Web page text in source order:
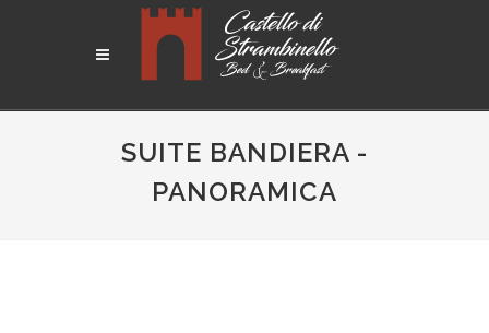
SUITE BANDIERA -
PANORAMICA